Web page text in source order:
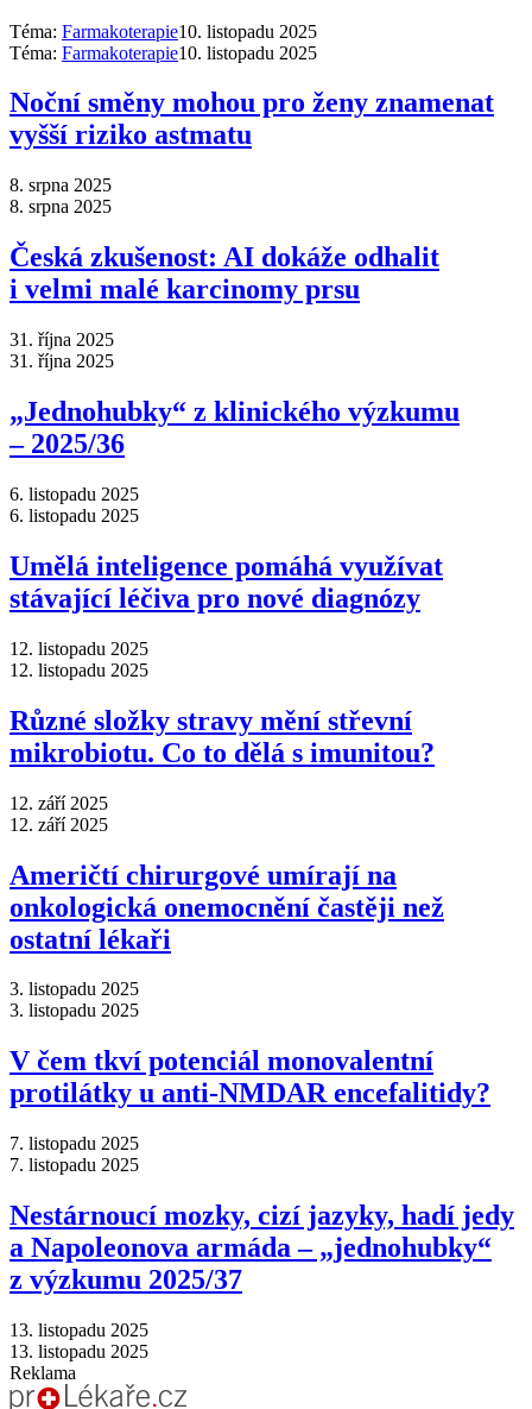
Téma: Farmakoterapie10. listopadu 2025
Téma: Farmakoterapie10. listopadu 2025
Noční směny mohou pro ženy znamenat
vyšší riziko astmatu
8. srpna 2025
8. srpna 2025
Česká zkušenost: AI dokáže odhalit
i velmi malé karcinomy prsu
31. října 2025
31. října 2025
„Jednohubky“ z klinického výzkumu
–⁠ 2025/36
6. listopadu 2025
6. listopadu 2025
Umělá inteligence pomáhá využívat
stávající léčiva pro nové diagnózy
12. listopadu 2025
12. listopadu 2025
Různé složky stravy mění střevní
mikrobiotu. Co to dělá s imunitou?
12. září 2025
12. září 2025
Američtí chirurgové umírají na
onkologická onemocnění častěji než
ostatní lékaři
3. listopadu 2025
3. listopadu 2025
V čem tkví potenciál monovalentní
protilátky u anti-NMDAR encefalitidy?
7. listopadu 2025
7. listopadu 2025
Nestárnoucí mozky, cizí jazyky, hadí jedy
a Napoleonova armáda –⁠ „jednohubky“
z výzkumu 2025/37
13. listopadu 2025
13. listopadu 2025
Reklama